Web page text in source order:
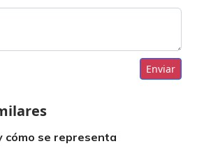
Enviar
cómo se representa